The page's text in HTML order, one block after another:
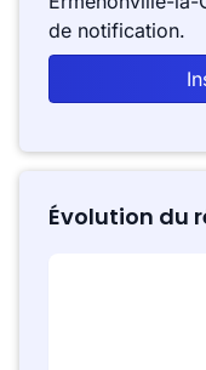
de notification.
Évolution du